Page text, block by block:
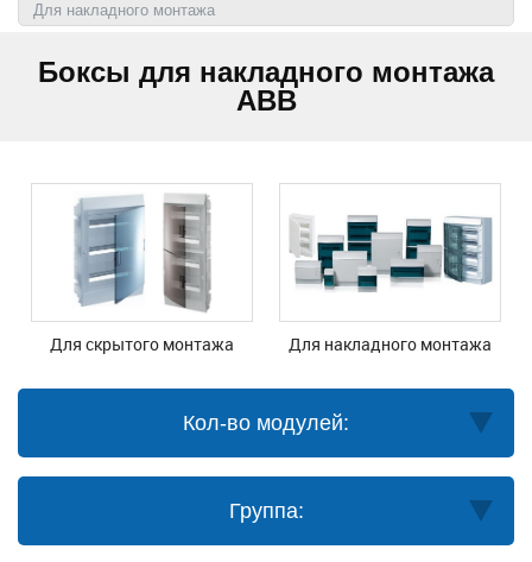
Для накладного монтажа
Боксы для накладного монтажа
ABB
Для скрытого монтажа Для накладного монтажа
Кол-во модулей:
Группа: